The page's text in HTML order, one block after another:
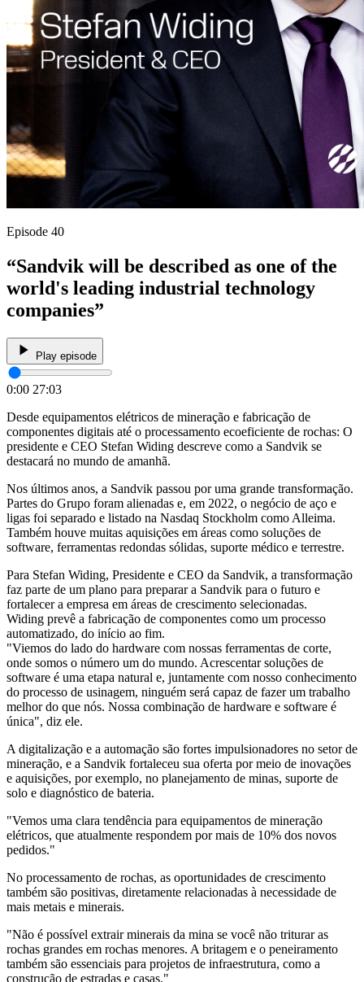
Episode 40
“Sandvik will be described as one of the
world's leading industrial technology
companies”
Play episode
0:00 27:03
Desde equipamentos elétricos de mineração e fabricação de
componentes digitais até o processamento ecoeficiente de rochas: O
presidente e CEO Stefan Widing descreve como a Sandvik se
destacará no mundo de amanhã.
Nos últimos anos, a Sandvik passou por uma grande transformação.
Partes do Grupo foram alienadas e, em 2022, o negócio de aço e
ligas foi separado e listado na Nasdaq Stockholm como Alleima.
Também houve muitas aquisições em áreas como soluções de
software, ferramentas redondas sólidas, suporte médico e terrestre.
Para Stefan Widing, Presidente e CEO da Sandvik, a transformação
faz parte de um plano para preparar a Sandvik para o futuro e
fortalecer a empresa em áreas de crescimento selecionadas.
Widing prevê a fabricação de componentes como um processo
automatizado, do início ao fim.
"Viemos do lado do hardware com nossas ferramentas de corte,
onde somos o número um do mundo. Acrescentar soluções de
software é uma etapa natural e, juntamente com nosso conhecimento
do processo de usinagem, ninguém será capaz de fazer um trabalho
melhor do que nós. Nossa combinação de hardware e software é
única", diz ele.
A digitalização e a automação são fortes impulsionadores no setor de
mineração, e a Sandvik fortaleceu sua oferta por meio de inovações
e aquisições, por exemplo, no planejamento de minas, suporte de
solo e diagnóstico de bateria.
"Vemos uma clara tendência para equipamentos de mineração
elétricos, que atualmente respondem por mais de 10% dos novos
pedidos."
No processamento de rochas, as oportunidades de crescimento
também são positivas, diretamente relacionadas à necessidade de
mais metais e minerais.
"Não é possível extrair minerais da mina se você não triturar as
rochas grandes em rochas menores. A britagem e o peneiramento
também são essenciais para projetos de infraestrutura, como a
construção de estradas e casas."